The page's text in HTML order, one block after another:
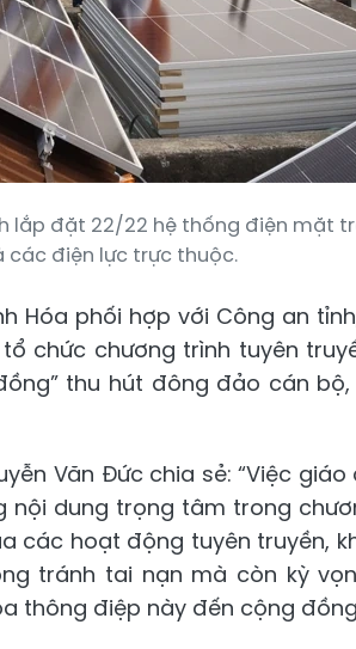
lắp đặt 22/22 hệ thống điện mặt
các điện lực trực thuộc.
Hóa phối hợp với Công an
chức chương trình tuyên
thu hút đông đảo cán
Văn Đức chia sẻ: “Việc
dung trọng tâm trong
các hoạt động tuyên truyền,
tránh tai nạn mà còn kỳ
thông điệp này đến cộng